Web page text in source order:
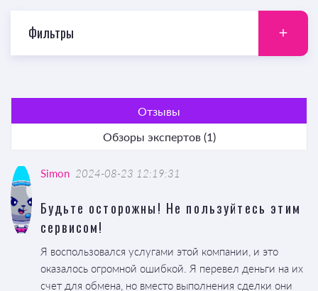
Фильтры
Отзывы
Обзоры экспертов (1)
Simon 2024-08-23 12:19:31
Будьте осторожны! Не пользуйтесь этим
сервисом!
Я воспользовался услугами этой компании, и это
оказалось огромной ошибкой. Я перевел деньги на их
счет для обмена, но вместо выполнения сделки они